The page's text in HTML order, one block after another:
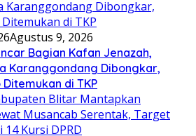
Agustus 9, 2026
Bagian Kafan Jenazah,
Karanggondang Dibongkar,
di TKP